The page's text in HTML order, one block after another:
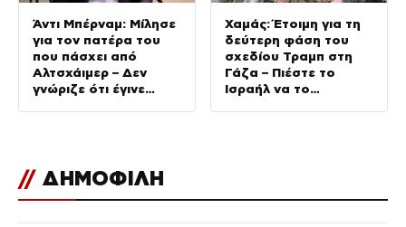
Άντι Μπέρναμ: Μίλησε
για τον πατέρα του
που πάσχει από
Αλτσχάιμερ – Δεν
γνώριζε ότι έγινε
Χαμάς: Έτοιμη για τη
δεύτερη φάση του
σχεδίου Τραμπ στη
Γάζα – Πιέστε το
Ισραήλ να το
// ΔΗΜΟΦΙΛΗ